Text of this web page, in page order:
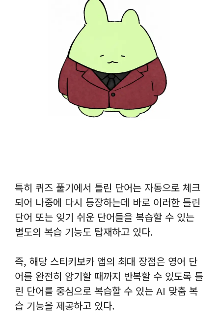
특히 퀴즈 풀기에서 틀린 단어는 자동으로 체크
되어 나중에 다시 등장하는데 바로 이러한 틀린
단어 또는 잊기 쉬운 단어들을 복습할 수 있는
별도의 복습 기능도 탑재하고 있다.
즉, 해당 스티키보카 앱의 최대 장점은 영어 단
어를 완전히 암기할 때까지 반복할 수 있도록 틀
린 단어를 중심으로 복습할 수 있는 AI 맞춤 복
습 기능을 제공하고 있다.